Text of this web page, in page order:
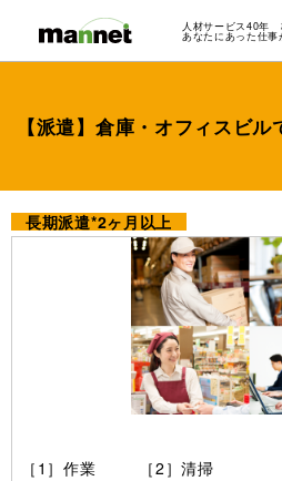
人材サービス40年
あなたにあった仕事
【派遣】倉庫・オフィスビ
長期派遣*2ヶ月以上
［1］作業 ［2］清掃